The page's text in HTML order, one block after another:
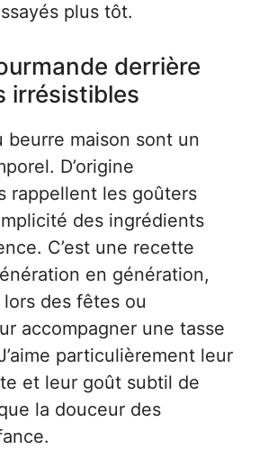
plus tôt.
derrière
irrésistibles
beurre maison sont un
D’origine
rappellent les goûters
des ingrédients
C’est une recette
en génération,
des fêtes ou
accompagner une tasse
particulièrement leur
et leur goût subtil de
la douceur des